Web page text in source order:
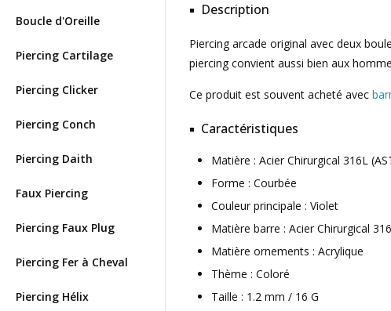
Boucle d'Oreille
Piercing Cartilage
Piercing Clicker
Piercing Conch
Piercing Daith
Faux Piercing
Piercing Faux Plug
Piercing Fer à Cheval
Piercing Hélix
Description
Piercing arcade original avec deux
piercing convient aussi bien aux
Ce produit est souvent acheté avec
Caractéristiques
Matière : Acier Chirurgical 316L
Forme : Courbée
Couleur principale : Violet
Matière barre : Acier Chirurgical
Matière ornements : Acrylique
Thème : Coloré
Taille : 1.2 mm / 16 G